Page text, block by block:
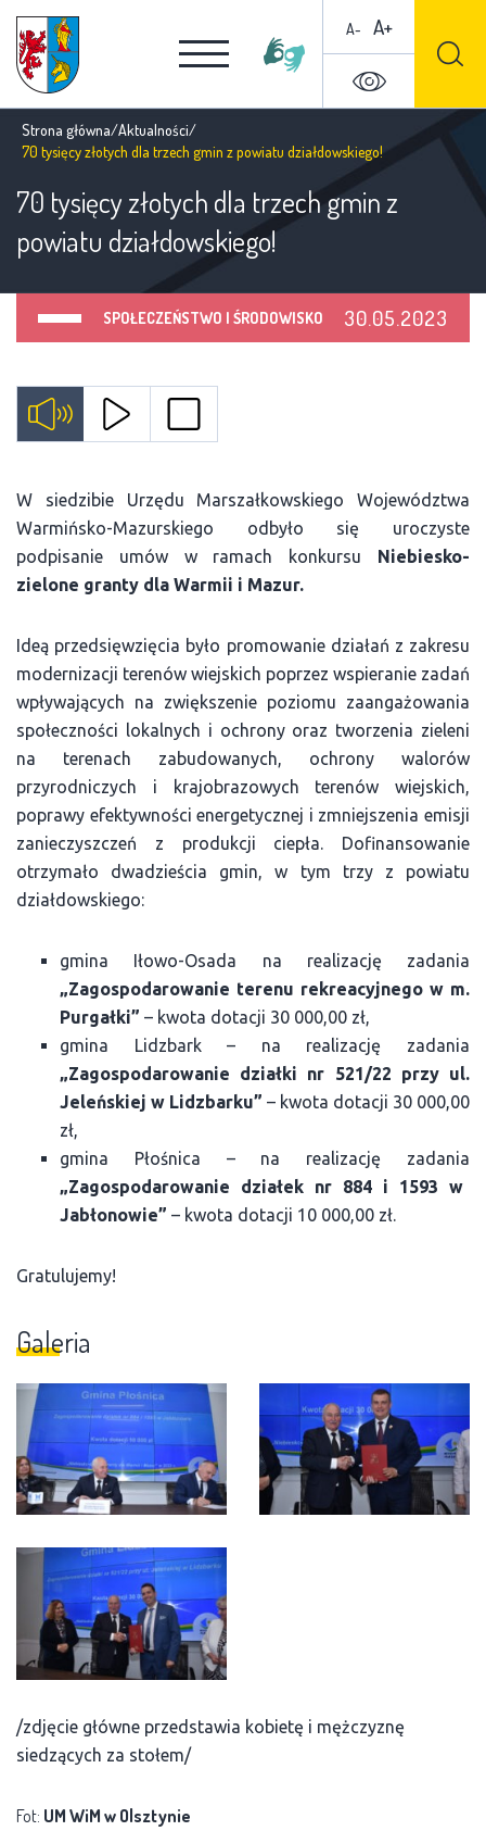
A- A+
Strona główna/Aktualności/
70 tysięcy złotych dla trzech gmin z powiatu działdowskiego!
70 tysięcy złotych dla trzech gmin z
powiatu działdowskiego!
SPOŁECZEŃSTWO I ŚRODOWISKO 30.05.2023
W siedzibie Urzędu Marszałkowskiego Województwa
Warmińsko-Mazurskiego odbyło się uroczyste
podpisanie umów w ramach konkursu Niebiesko-
zielone granty dla Warmii i Mazur.
Ideą przedsięwzięcia było promowanie działań z zakresu
modernizacji terenów wiejskich poprzez wspieranie zadań
wpływających na zwiększenie poziomu zaangażowania
społeczności lokalnych i ochrony oraz tworzenia zieleni
na terenach zabudowanych, ochrony walorów
przyrodniczych i krajobrazowych terenów wiejskich,
poprawy efektywności energetycznej i zmniejszenia emisji
zanieczyszczeń z produkcji ciepła. Dofinansowanie
otrzymało dwadzieścia gmin, w tym trzy z powiatu
działdowskiego:
gmina Iłowo-Osada na realizację zadania
„Zagospodarowanie terenu rekreacyjnego w m.
Purgałki” – kwota dotacji 30 000,00 zł,
gmina Lidzbark – na realizację zadania
„Zagospodarowanie działki nr 521/22 przy ul.
Jeleńskiej w Lidzbarku” – kwota dotacji 30 000,00
zł,
gmina Płośnica – na realizację zadania
„Zagospodarowanie działek nr 884 i 1593 w
Jabłonowie” – kwota dotacji 10 000,00 zł.
Gratulujemy!
Galeria
/zdjęcie główne przedstawia kobietę i mężczyznę
siedzących za stołem/
Fot: UM WiM w Olsztynie